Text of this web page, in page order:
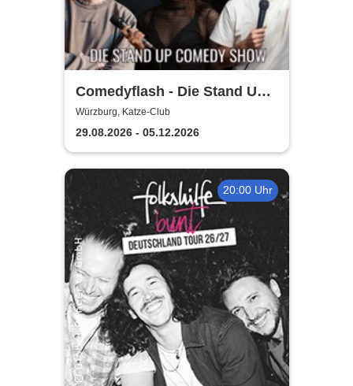
Comedyflash - Die Stand Up
Comedy Show in Würzburg
Würzburg, Katze-Club
29.08.2026 - 05.12.2026
20:00 Uhr